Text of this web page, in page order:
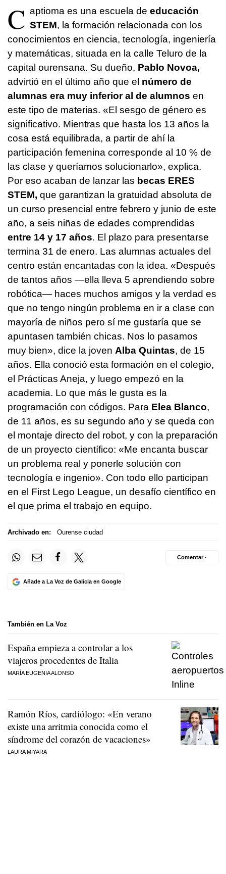
C aptioma es una escuela de educación
STEM, la formación relacionada con los
conocimientos en ciencia, tecnología, ingeniería
y matemáticas, situada en la calle Teluro de la
capital ourensana. Su dueño, Pablo Novoa,
advirtió en el último año que el número de
alumnas era muy inferior al de alumnos en
este tipo de materias. «El sesgo de género es
significativo. Mientras que hasta los 13 años la
cosa está equilibrada, a partir de ahí la
participación femenina corresponde al 10 % de
las clase y queríamos solucionarlo», explica.
Por eso acaban de lanzar las becas ERES
STEM, que garantizan la gratuidad absoluta de
un curso presencial entre febrero y junio de este
año, a seis niñas de edades comprendidas
entre 14 y 17 años. El plazo para presentarse
termina 31 de enero. Las alumnas actuales del
centro están encantadas con la idea. «Después
de tantos años —ella lleva 5 aprendiendo sobre
robótica— haces muchos amigos y la verdad es
que no tengo ningún problema en ir a clase con
mayoría de niños pero sí me gustaría que se
apuntasen también chicas. Nos lo pasamos
muy bien», dice la joven Alba Quintas, de 15
años. Ella conoció esta formación en el colegio,
el Prácticas Aneja, y luego empezó en la
academia. Lo que más le gusta es la
programación con códigos. Para Elea Blanco,
de 11 años, es su segundo año y se queda con
el montaje directo del robot, y con la preparación
de un proyecto científico: «Me encanta buscar
un problema real y ponerle solución con
tecnología e ingenio». Con todo ello participan
en el First Lego League, un desafío científico en
el que prima el trabajo en equipo.
Archivado en: Ourense ciudad
Añade a La Voz de Galicia en Google
Comentar ·
También en La Voz
España empieza a controlar a los
viajeros procedentes de Italia
MARÍA EUGENIA ALONSO
Ramón Ríos, cardiólogo: «En verano
existe una arritmia conocida como el
síndrome del corazón de vacaciones»
LAURA MIYARA